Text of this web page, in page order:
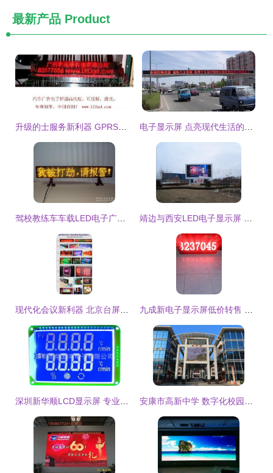
最新产品 Product